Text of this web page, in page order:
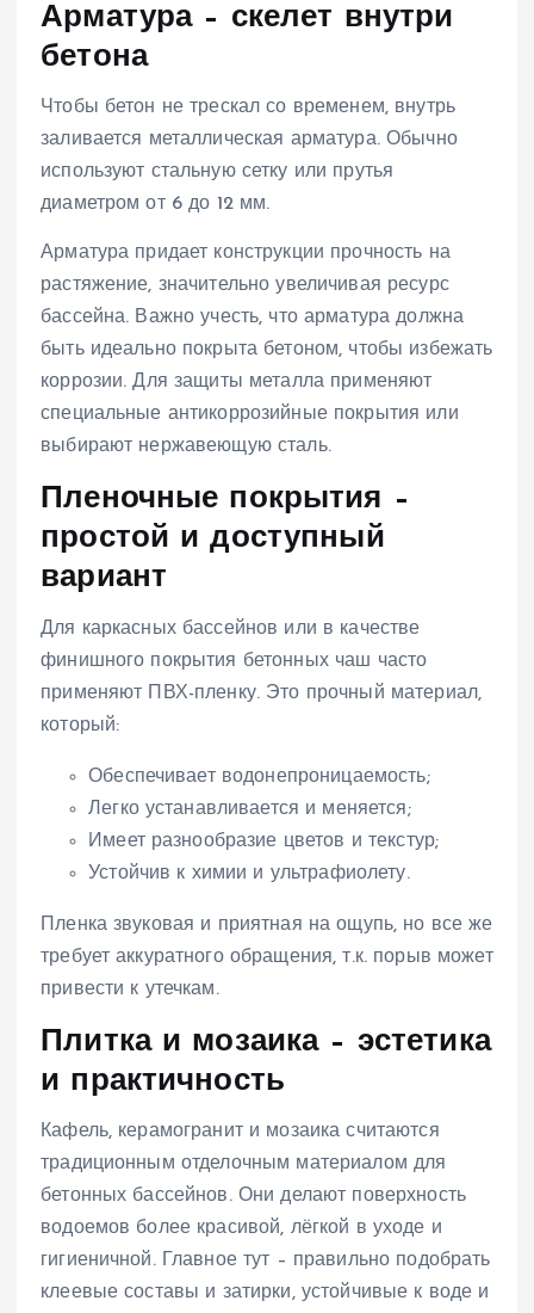
Арматура – скелет внутри
бетона
Чтобы бетон не трескал со временем, внутрь
заливается металлическая арматура. Обычно
используют стальную сетку или прутья
диаметром от 6 до 12 мм.
Арматура придает конструкции прочность на
растяжение, значительно увеличивая ресурс
бассейна. Важно учесть, что арматура должна
быть идеально покрыта бетоном, чтобы избежать
коррозии. Для защиты металла применяют
специальные антикоррозийные покрытия или
выбирают нержавеющую сталь.
Пленочные покрытия –
простой и доступный
вариант
Для каркасных бассейнов или в качестве
финишного покрытия бетонных чаш часто
применяют ПВХ-пленку. Это прочный материал,
который:
Обеспечивает водонепроницаемость;
Легко устанавливается и меняется;
Имеет разнообразие цветов и текстур;
Устойчив к химии и ультрафиолету.
Пленка звуковая и приятная на ощупь, но все же
требует аккуратного обращения, т.к. порыв может
привести к утечкам.
Плитка и мозаика – эстетика
и практичность
Кафель, керамогранит и мозаика считаются
традиционным отделочным материалом для
бетонных бассейнов. Они делают поверхность
водоемов более красивой, лёгкой в уходе и
гигиеничной. Главное тут – правильно подобрать
клеевые составы и затирки, устойчивые к воде и